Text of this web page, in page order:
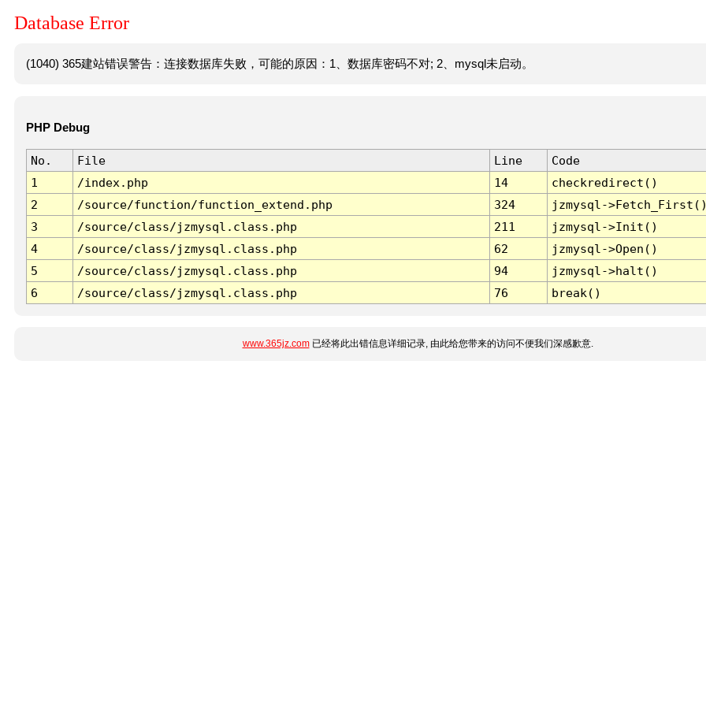
Database Error
(1040) 365建站错误警告：连接数据库失败，可能的原因：1、数据库密码不对; 2、mysql未启动。
PHP Debug
No. File Line
Code
1
/index.php 14
checkredirect()
2
/source/function/function_extend.php 324
jzmysql-
3
/source/class/jzmysql.class.php 211
jzmysql->Init()
4
/source/class/jzmysql.class.php 62
jzmysql->Open()
5
/source/class/jzmysql.class.php 94
jzmysql->halt()
6
/source/class/jzmysql.class.php 76 break()
www.365jz.com已经将此出错信息详细记录, 由此给您带来的访问不便我们深感歉意.